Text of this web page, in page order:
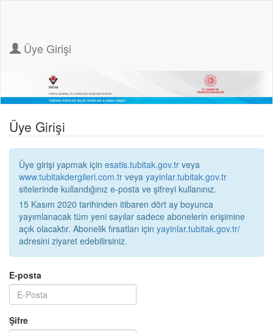
Üye Girişi
Üye Girişi
Üye girişi yapmak için esatis.tubitak.gov.tr veya
www.tubitakdergileri.com.tr veya yayinlar.tubitak.gov.tr
sitelerinde kullandığınız e-posta ve şifreyi kullanınız.
15 Kasım 2020 tarihinden itibaren dört ay boyunca
yayımlanacak tüm yeni sayılar sadece abonelerin erişimine
açık olacaktır. Abonelik fırsatları için yayinlar.tubitak.gov.tr/
adresini ziyaret edebilirsiniz.
E-posta
Şifre